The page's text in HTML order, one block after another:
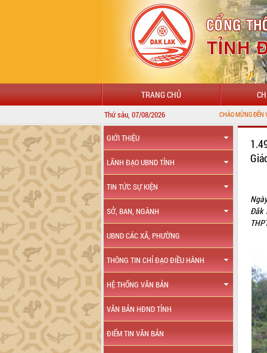
TRANG CHỦ
Thứ sáu, 07/08/2026 CHÀO MỪNG ĐẾN VỚI CỔNG
GIỚI THIỆU
LÃNH ĐẠO UBND TỈNH
TIN TỨC SỰ KIỆN
SỞ, BAN, NGÀNH
UBND CÁC XÃ, PHƯỜNG
THÔNG TIN CHỈ ĐẠO ĐIỀU HÀNH
HỆ THỐNG VĂN BẢN
VĂN BẢN HĐND TỈNH
ĐIỂM TIN VĂN BẢN
Đắk